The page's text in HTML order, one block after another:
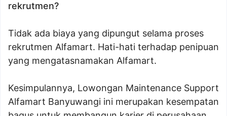
rekrutmen?
Tidak ada biaya yang dipungut selama proses
rekrutmen Alfamart. Hati-hati terhadap penipuan
yang mengatasnamakan Alfamart.
Kesimpulannya, Lowongan Maintenance Support
Alfamart Banyuwangi ini merupakan kesempatan